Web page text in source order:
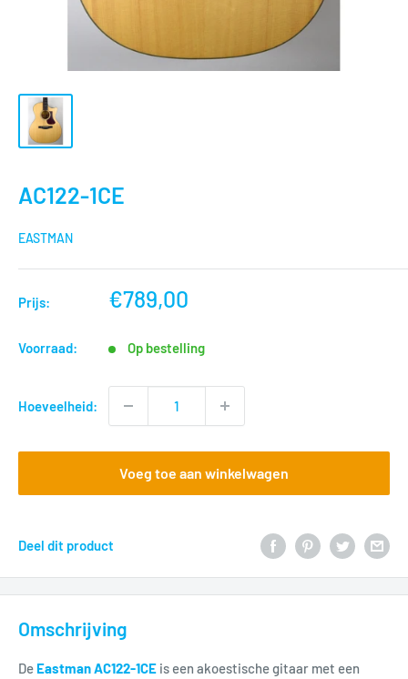
AC122-1CE
EASTMAN
Prijs:
nu
€789,00
Voorraad: Op bestelling
Hoeveelheid:
Voeg toe aan winkelwagen
Deel dit product
Omschrijving
De Eastman AC122-1CE is een akoestische gitaar met een